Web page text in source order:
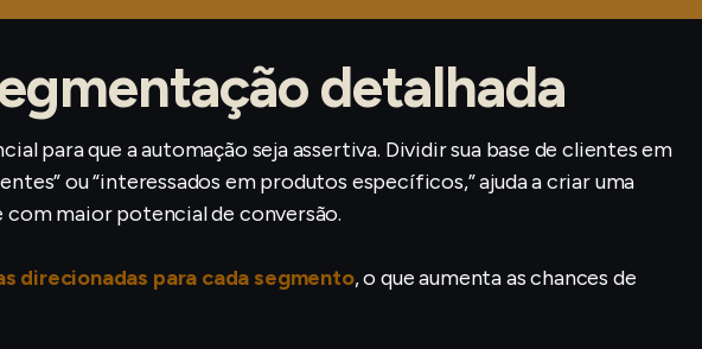
detalhada
para que a automação seja assertiva. Dividir sua base de clientes em
ou “interessados em produtos específicos,” ajuda a criar uma
com maior potencial de conversão.
direcionadas para cada segmento, o que aumenta as chances de